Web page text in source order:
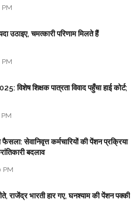
उठाइए, चमत्कारी परिणाम मिलते हैं
विशेष शिक्षक पात्रता विवाद पहुँचा हाई कोर्ट;
सेवानिवृत्त कर्मचारियों की पेंशन प्रक्रिया
बदलाव
PM
राजेंद्र भारती हार गए, घनश्याम की पेंशन पक्की